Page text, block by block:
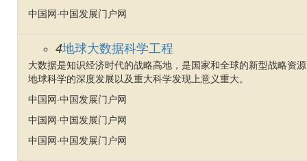
中国网·中国发展门户网
4地球大数据科学工程
大数据是知识经济时代的战略高地，是国家和全球的新型战略资
地球科学的深度发展以及重大科学发现上意义重大。
中国网·中国发展门户网
中国网·中国发展门户网
中国网·中国发展门户网